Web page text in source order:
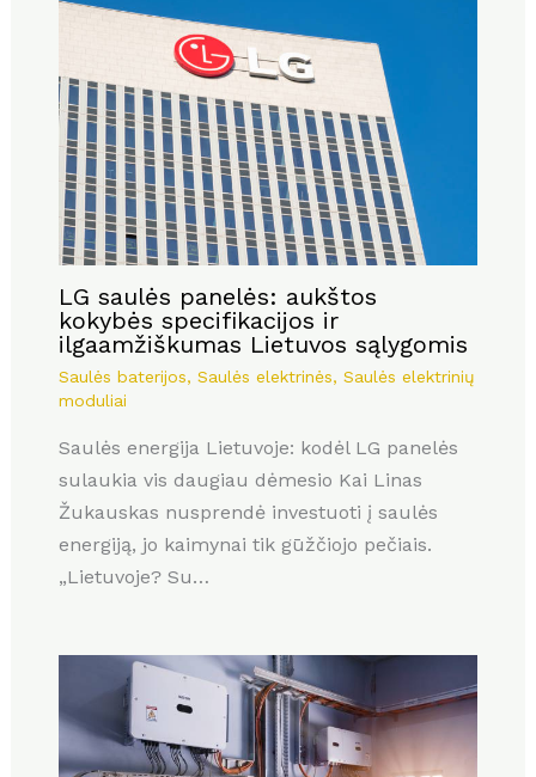
LG saulės panelės: aukštos
kokybės specifikacijos ir
ilgaamžiškumas Lietuvos sąlygomis
Saulės baterijos, Saulės elektrinės, Saulės elektrinių
moduliai
Saulės energija Lietuvoje: kodėl LG panelės
sulaukia vis daugiau dėmesio Kai Linas
Žukauskas nusprendė investuoti į saulės
energiją, jo kaimynai tik gūžčiojo pečiais.
„Lietuvoje? Su…